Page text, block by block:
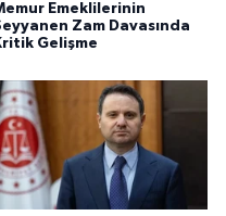
Emeklilerinin
Zam Davasında
Gelişme